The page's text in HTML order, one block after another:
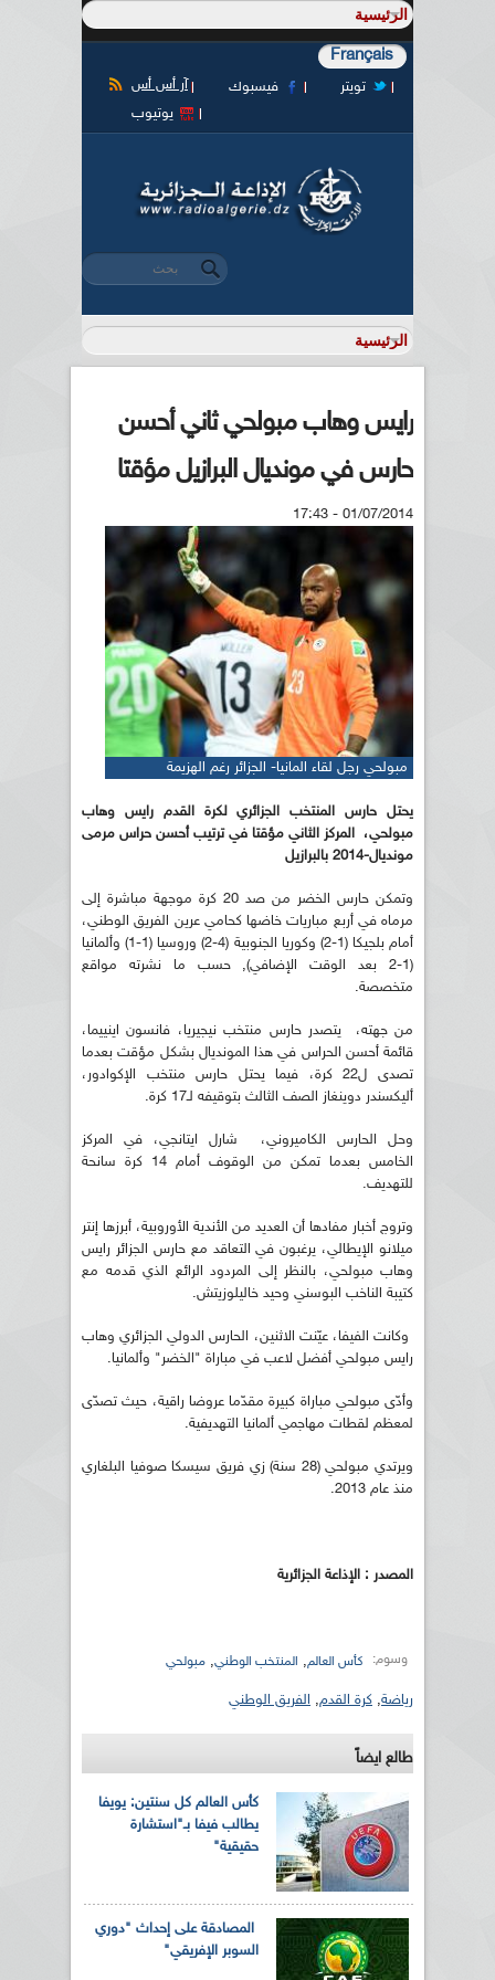
Français
آر أس أس فيسبوك
تويتر
يوتيوب
استمارة البحث
‏بحث ‏
رايس وهاب مبولحي ثاني أحسن
حارس في مونديال البرازيل مؤقتا
01/07/2014 - 17:43
مبولحي رجل لقاء المانيا- الجزائر رغم الهزيمة
يحتل حارس المنتخب الجزائري لكرة القدم رايس وهاب
مبولحي، المركز الثاني مؤقتا في ترتيب أحسن حراس مرمى
مونديال-2014 بالبرازيل
وتمكن حارس الخضر من صد 20 كرة موجهة مباشرة إلى
مرماه في أربع مباريات خاضها كحامي عرين الفريق الوطني،
أمام بلجيكا (1-2) وكوريا الجنوبية (4-2) وروسيا (1-1) وألمانيا
(1-2 بعد الوقت الإضافي), حسب ما نشرته مواقع
متخصصة.
من جهته، يتصدر حارس منتخب نيجيريا، فانسون اينييما،
قائمة أحسن الحراس في هذا المونديال بشكل مؤقت بعدما
تصدى ل22 كرة، فيما يحتل حارس منتخب الإكوادور،
أليكسندر دوينغاز الصف الثالث بتوقيفه لـ17 كرة.
وحل الحارس الكاميروني، شارل ايتانجي، في المركز
الخامس بعدما تمكن من الوقوف أمام 14 كرة سانحة
للتهديف.
وتروج أخبار مفادها أن العديد من الأندية الأوروبية، أبرزها إنتر
ميلانو الإيطالي، يرغبون في التعاقد مع حارس الجزائر رايس
وهاب مبولحي، بالنظر إلى المردود الرائع الذي قدمه مع
كتيبة الناخب البوسني وحيد خاليلوزيتش.
وكانت الفيفا، عيّنت الاثنين، الحارس الدولي الجزائري وهاب
رايس مبولحي أفضل لاعب في مباراة "الخضر" وألمانيا.
وأدّى مبولحي مباراة كبيرة مقدّما عروضا راقية، حيث تصدّى
لمعظم لقطات مهاجمي ألمانيا التهديفية.
ويرتدي مبولحي (28 سنة) زي فريق سيسكا صوفيا البلغاري
منذ عام 2013.
المصدر : الإذاعة الجزائرية
وسوم: كأس العالم, المنتخب الوطني, مبولحي
رياضة, كرة القدم, الفريق الوطني
طالع ايضاً
كأس العالم كل سنتين: يويفا
يطالب فيفا بـ"استشارة
حقيقية"
المصادقة على إحداث "دوري
السوبر الإفريقي"